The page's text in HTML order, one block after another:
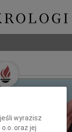
wyrazisz
oraz jej